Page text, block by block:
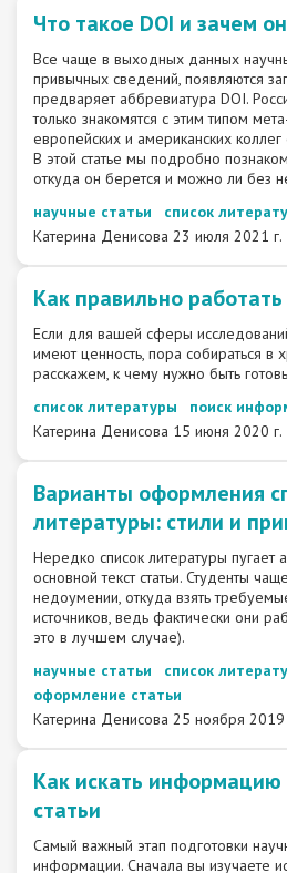
Что такое DOI и зачем
Все чаще в выходных данных
привычных сведений, появляются
предваряет аббревиатура DOI.
только знакомятся с этим типом
европейских и американских
В этой статье мы подробно
откуда он берется и можно ли без
научные статьи
список
Катерина Денисова 23 июля 2021 г.
Как правильно
Если для вашей сферы
имеют ценность, пора собираться в
расскажем, к чему нужно быть
список литературы
поиск
Катерина Денисова 15 июня 2020 г.
Варианты оформления
литературы: стили и
Нередко список литературы
основной текст статьи. Студенты
недоумении, откуда взять
источников, ведь фактически они
это в лучшем случае).
научные статьи
список
оформление статьи
Катерина Денисова 25 ноября 2019
Как искать информацию
статьи
Самый важный этап подготовки
информации. Сначала вы изучаете